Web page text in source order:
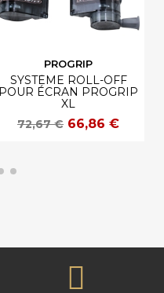
PROGRIP
SYSTÈME ROLL-OFF
POUR ÉCRAN PROGRIP
XL
72,67 € 66,86 €